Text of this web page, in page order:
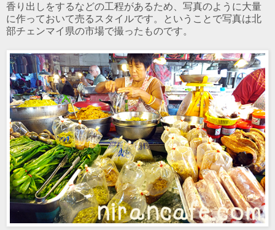
香り出しをするなどの工程があるため、写真のように大量
に作っておいて売るスタイルです。ということで写真は北
部チェンマイ県の市場で撮ったものです。